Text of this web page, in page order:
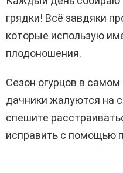
грядки! Всё завдяки
которые использую
плодоношения.
Сезон огурцов в самом
дачники жалуются на
спешите
исправить с помощью